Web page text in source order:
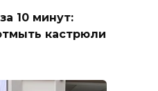
10 минут:
кастрюли